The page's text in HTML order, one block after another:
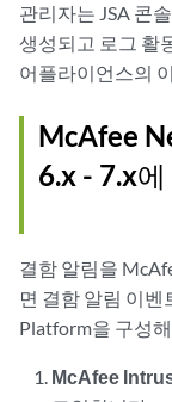
관리자는 JSA 콘
생성되고 로그 활
어플라이언스의
McAfee
6.x - 7.x
결함 알림을
면 결함 알림 이
Platform을 구성
McAfee